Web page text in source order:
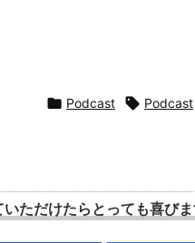
 Podcast  Podcast
ただけたらとっても喜び